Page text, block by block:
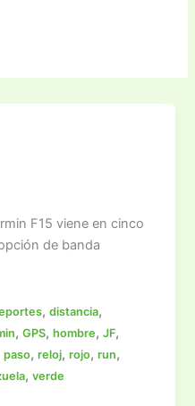
F15 viene en cinco
de banda
,distancia,
,GPS,hombre,JF,
paso,reloj,rojo,run,
,verde